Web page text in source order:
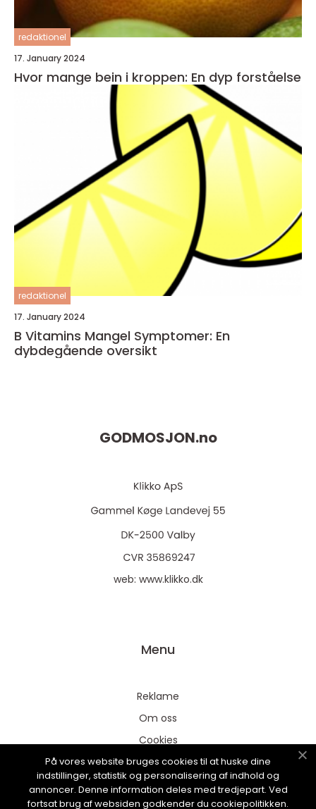
redaktionel
17. January 2024
Hvor mange bein i kroppen: En dyp forståelse
redaktionel
17. January 2024
B Vitamins Mangel Symptomer: En
dybdegående oversikt
GODMOSJON.no
web: www.klikko.dk
Menu
Reklame
Om oss
Cookies
Kontakt Oss
Sitemap
På vores website bruges cookies til at huske dine
indstillinger, statistik og personalisering af indhold og
annoncer. Denne information deles med tredjepart. Ved
fortsat brug af websiden godkender du cookiepolitikken.